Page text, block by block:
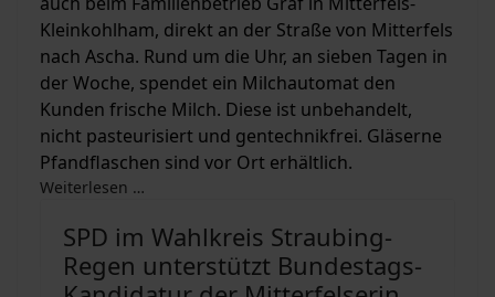
Kleinkohlham, direkt an der Straße von Mitterfels
nach Ascha. Rund um die Uhr, an sieben Tagen in
der Woche, spendet ein Milchautomat den
Kunden frische Milch. Diese ist unbehandelt,
nicht pasteurisiert und gentechnikfrei. Gläserne
Pfandflaschen sind vor Ort erhältlich.
Weiterlesen …
SPD im Wahlkreis Straubing-
Regen unterstützt Bundestags-